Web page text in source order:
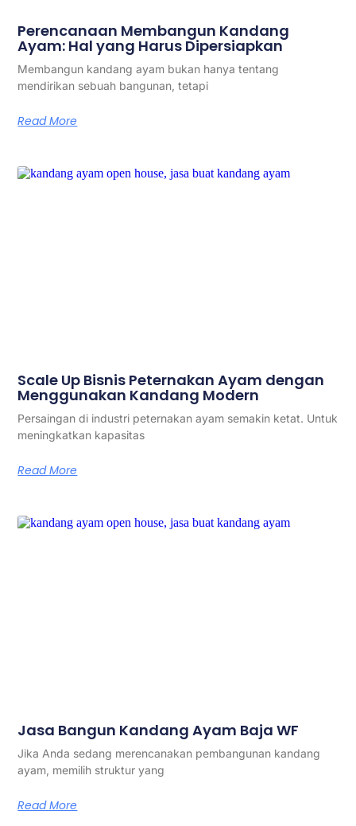
Perencanaan Membangun Kandang
Ayam: Hal yang Harus Dipersiapkan
Membangun kandang ayam bukan hanya tentang
mendirikan sebuah bangunan, tetapi
Read More
Scale Up Bisnis Peternakan Ayam dengan
Menggunakan Kandang Modern
Persaingan di industri peternakan ayam semakin ketat. Untuk
meningkatkan kapasitas
Read More
Jasa Bangun Kandang Ayam Baja WF
Jika Anda sedang merencanakan pembangunan kandang
ayam, memilih struktur yang
Read More